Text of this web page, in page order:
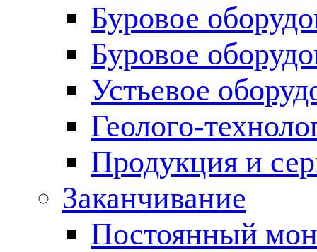
Буровое
Буровое
Устьевое
Геолого-
Продукция и
Заканчивание
Постоянный